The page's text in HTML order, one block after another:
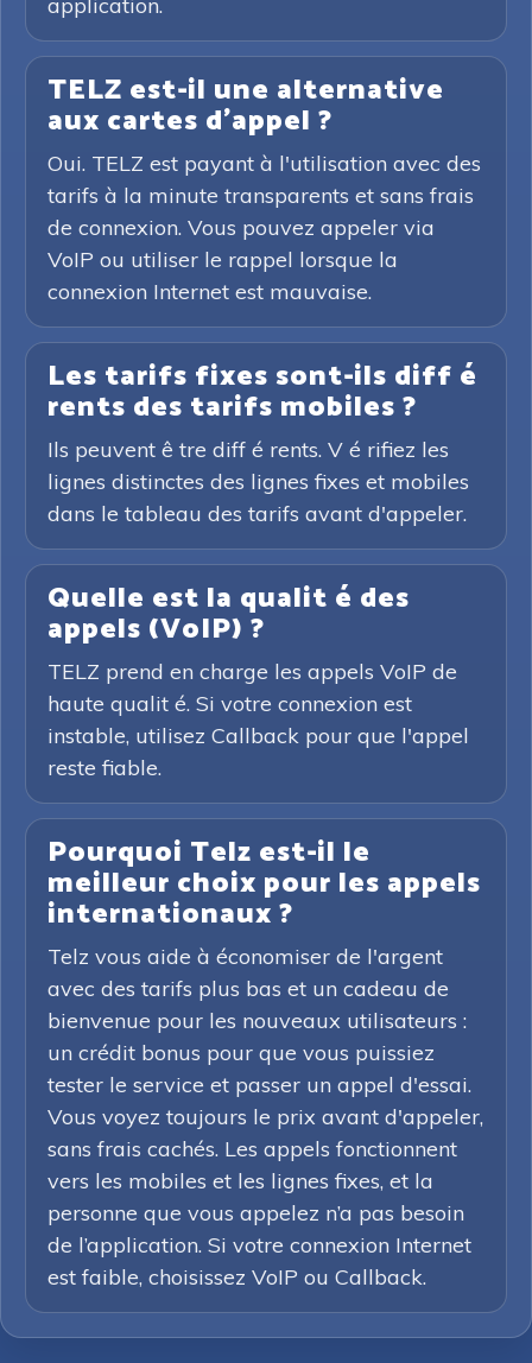
TELZ est-il une alternative
aux cartes d'appel ?
Oui. TELZ est payant à l'utilisation avec des
tarifs à la minute transparents et sans frais
de connexion. Vous pouvez appeler via
VoIP ou utiliser le rappel lorsque la
connexion Internet est mauvaise.
Les tarifs fixes sont-ils diff é
rents des tarifs mobiles ?
Ils peuvent ê tre diff é rents. V é rifiez les
lignes distinctes des lignes fixes et mobiles
dans le tableau des tarifs avant d'appeler.
Quelle est la qualit é des
appels (VoIP) ?
TELZ prend en charge les appels VoIP de
haute qualit é. Si votre connexion est
instable, utilisez Callback pour que l'appel
reste fiable.
Pourquoi Telz est-il le
meilleur choix pour les appels
internationaux ?
Telz vous aide à économiser de l'argent
avec des tarifs plus bas et un cadeau de
bienvenue pour les nouveaux utilisateurs :
un crédit bonus pour que vous puissiez
tester le service et passer un appel d'essai.
Vous voyez toujours le prix avant d'appeler,
sans frais cachés. Les appels fonctionnent
vers les mobiles et les lignes fixes, et la
personne que vous appelez n’a pas besoin
de l’application. Si votre connexion Internet
est faible, choisissez VoIP ou Callback.